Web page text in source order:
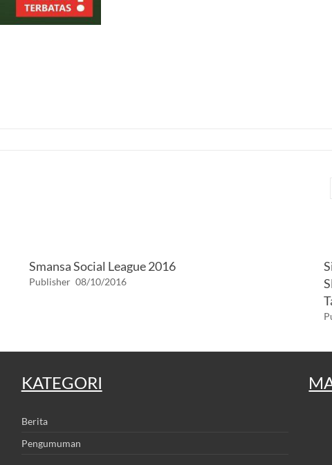
Smansa Social League 2016
Publisher 08/10/2016
KATEGORI
Berita
Pengumuman